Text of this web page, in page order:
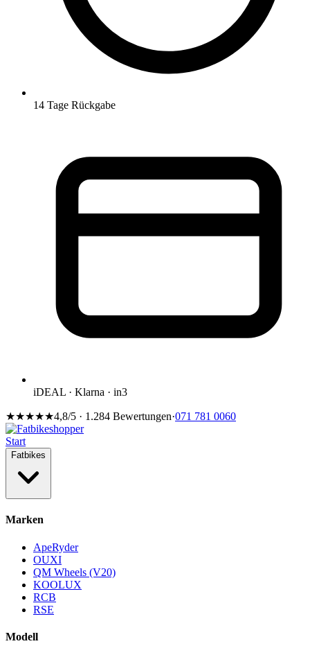
14 Tage Rückgabe
iDEAL · Klarna · in3
★★★★★4,8/5 · 1.284 Bewertungen·071 781 0060
Start
Fatbikes
Marken
ApeRyder
OUXI
QM Wheels (V20)
KOOLUX
RCB
RSE
Modell